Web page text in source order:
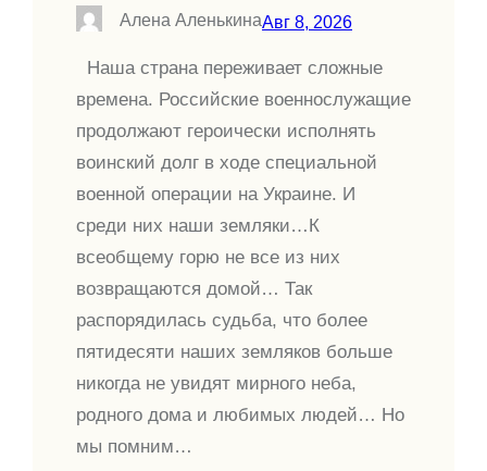
Алена АленькинаАвг 8, 2026
Наша страна переживает сложные
времена. Российские военнослужащие
продолжают героически исполнять
воинский долг в ходе специальной
военной операции на Украине. И
среди них наши земляки…К
всеобщему горю не все из них
возвращаются домой… Так
распорядилась судьба, что более
пятидесяти наших земляков больше
никогда не увидят мирного неба,
родного дома и любимых людей… Но
мы помним…